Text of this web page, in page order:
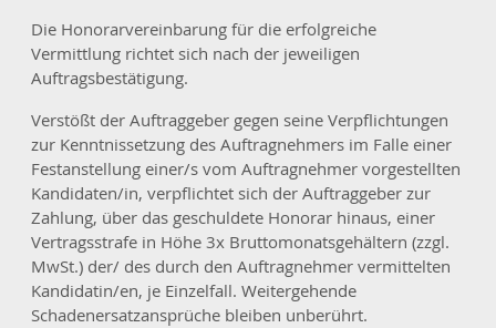
Die Honorarvereinbarung für die erfolgreiche
Vermittlung richtet sich nach der jeweiligen
Auftragsbestätigung.
Verstößt der Auftraggeber gegen seine Verpflichtungen
zur Kenntnissetzung des Auftragnehmers im Falle einer
Festanstellung einer/s vom Auftragnehmer vorgestellten
Kandidaten/in, verpflichtet sich der Auftraggeber zur
Zahlung, über das geschuldete Honorar hinaus, einer
Vertragsstrafe in Höhe 3x Bruttomonatsgehältern (zzgl.
MwSt.) der/ des durch den Auftragnehmer vermittelten
Kandidatin/en, je Einzelfall. Weitergehende
Schadenersatzansprüche bleiben unberührt.